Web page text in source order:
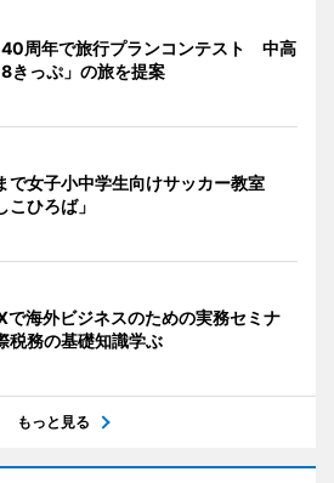
周年で旅行プランコンテスト 中高
きっぷ」の旅を提案
で女子小中学生向けサッカー教室
こひろば」
で海外ビジネスのための実務セミナ
務の基礎知識学ぶ
もっと見る